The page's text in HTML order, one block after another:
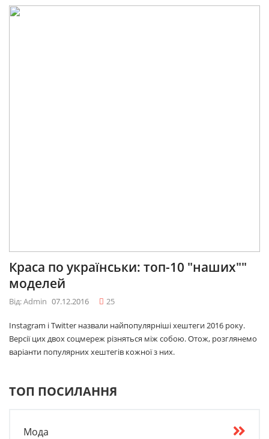
Краса по українськи: топ-10 "наших""
моделей
Від: Admin 07.12.2016 25
Instagram і Twitter назвали найпопулярніші хештеги 2016 року.
Версії цих двох соцмереж різняться між собою. Отож, розглянемо
варіанти популярних хештегів кожної з них.
ТОП ПОСИЛАННЯ
Мода